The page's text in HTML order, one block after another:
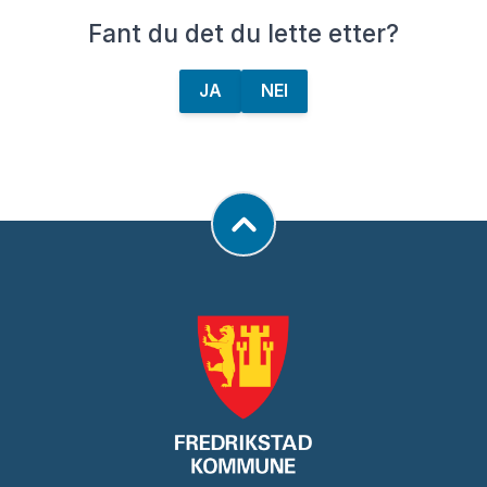
I tillegg kommer gebyr for å utføre
oppmålingsforretning.
Avbrutt saksbehandling
seg matrikkelføre på grunn av endrede
hjemmelsforhold, betales forholdsmessig
etter medgått tid, minimum en tredjedel av
prosent av totalgebyret.
I tillegg til kommunale gebyrer kommer
tinglysingsgebyr på kr. 545,- per ny eiendom
Fant du det du lette etter?
JA NEI